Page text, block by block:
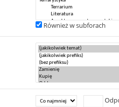
Również w subforach